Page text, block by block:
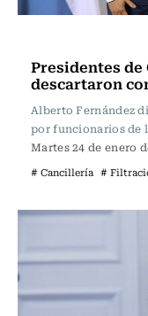
Presidentes
descartaron
Alberto Fernández
por funcionarios de
Martes 24 de enero
# Cancillería #